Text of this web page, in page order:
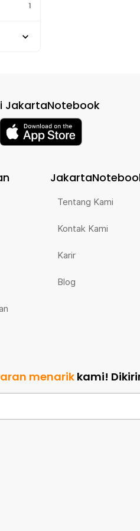
1
JakartaNotebook
Tentang Kami
Kontak Kami
Karir
Blog
menarik kami!